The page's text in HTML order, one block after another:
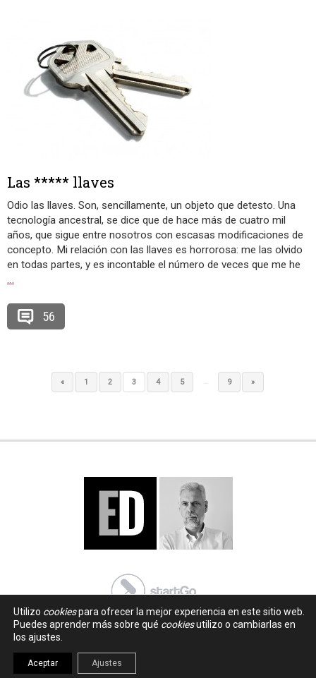
Las ***** llaves
Odio las llaves. Son, sencillamente, un objeto que detesto. Una
tecnología ancestral, se dice que de hace más de cuatro mil
años, que sigue entre nosotros con escasas modificaciones de
concepto. Mi relación con las llaves es horrorosa: me las olvido
en todas partes, y es incontable el número de veces que me he
…
56
« 1 2 3 4 5 … 9 »
Utilizo cookiespara ofrecer la mejor experiencia en este sitio web.
Puedes aprender más sobre qué cookiesutilizo o cambiarlas en
los ajustes.
Aceptar Ajustes